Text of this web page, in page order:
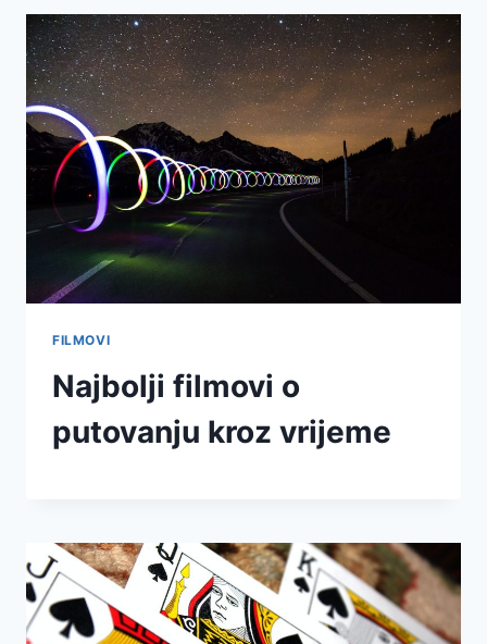
FILMOVI
Najbolji filmovi o
putovanju kroz vrijeme